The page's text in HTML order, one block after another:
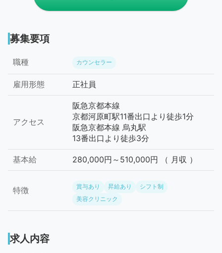
募集要項
職種 カウンセラー
雇用形態 正社員
アクセス
阪急京都本線
京都河原町駅11番出口より徒歩1分
阪急京都本線 烏丸駅
13番出口より徒歩3分
基本給 280,000円～510,000円 （ 月収 ）
特徴 賞与あり 昇給あり
シフト制
美容クリニック
求人内容